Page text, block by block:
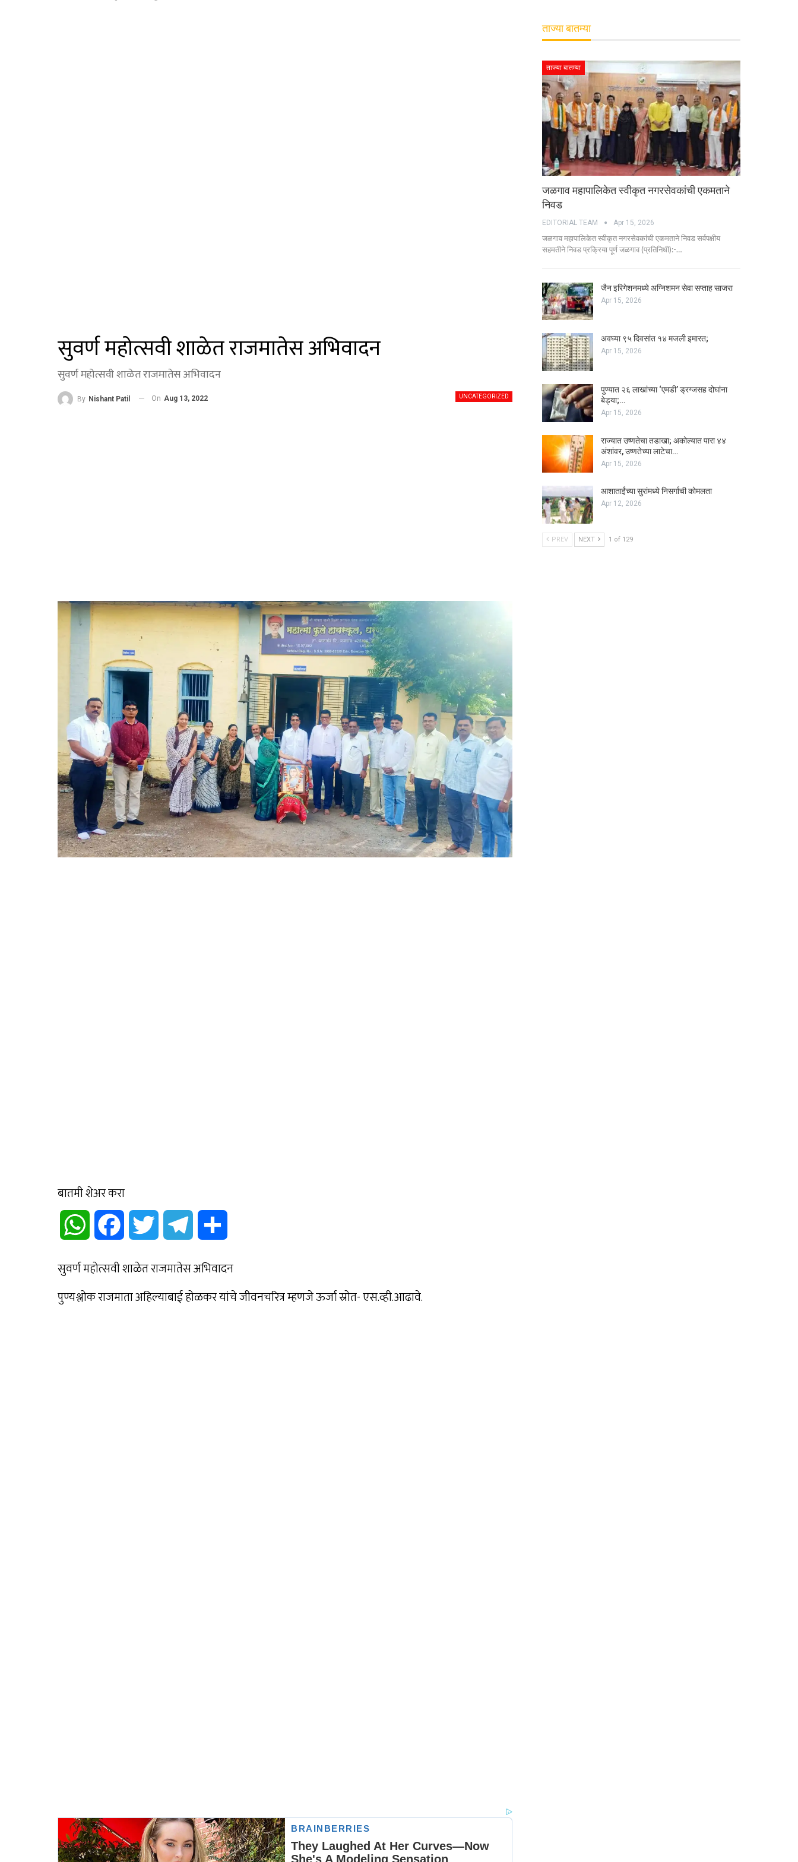
सुवर्ण महोत्सवी शाळेत राजमातेस अभिवादन
सुवर्ण महोत्सवी शाळेत राजमातेस अभिवादन
UNCATEGORIZED
By Nishant Patil On Aug 13, 2022
बातमी शेअर करा
WhatsApp Facebook Twitter Telegram
सुवर्ण महोत्सवी शाळेत राजमातेस अभिवादन
पुण्यश्लोक राजमाता अहिल्याबाई होळकर यांचे जीवनचरित्र म्हणजे ऊर्जा स्रोत- एस.व्ही.आढावे.
ताज्या बातम्या
ताज्या बातम्या
जळगाव महापालिकेत स्वीकृत नगरसेवकांची एकमताने
निवड
EDITORIAL TEAM Apr 15, 2026
जळगाव महापालिकेत स्वीकृत नगरसेवकांची एकमताने निवड सर्वपक्षीय
सहमतीने निवड प्रक्रिया पूर्ण जळगाव (प्रतिनिधी):-…
जैन इरिगेशनमध्ये अग्निशमन सेवा सप्ताह साजरा
Apr 15, 2026
अवघ्या ९५ दिवसांत १४ मजली इमारत;
Apr 15, 2026
पुण्यात २६ लाखांच्या ‘एमडी’ ड्रग्जसह दोघांना
बेड्या;…
Apr 15, 2026
राज्यात उष्णतेचा तडाखा; अकोल्यात पारा ४४
अंशांवर, उष्णतेच्या लाटेचा…
Apr 15, 2026
आशाताईंच्या सुरांमध्ये निसर्गाची कोमलता
Apr 12, 2026
PREV NEXT 1 of 129